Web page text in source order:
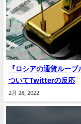
『ロシアの通貨ルー
ついてTwitterの反応
2月 28, 2022